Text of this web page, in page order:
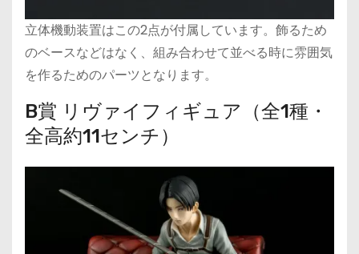
立体機動装置はこの2点が付属しています。飾るため
のベースなどはなく、組み合わせて並べる時に雰囲気
を作るためのパーツとなります。
B賞 リヴァイフィギュア（全1種・
全高約11センチ）